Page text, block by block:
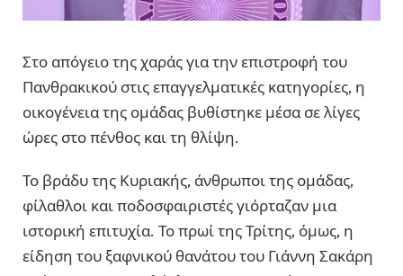
Στο απόγειο της χαράς για την επιστροφή του
Πανθρακικού στις επαγγελματικές κατηγορίες, η
οικογένεια της ομάδας βυθίστηκε μέσα σε λίγες
ώρες στο πένθος και τη θλίψη.
Το βράδυ της Κυριακής, άνθρωποι της ομάδας,
φίλαθλοι και ποδοσφαιριστές γιόρταζαν μια
ιστορική επιτυχία. Το πρωί της Τρίτης, όμως, η
είδηση του ξαφνικού θανάτου του Γιάννη Σακάρη